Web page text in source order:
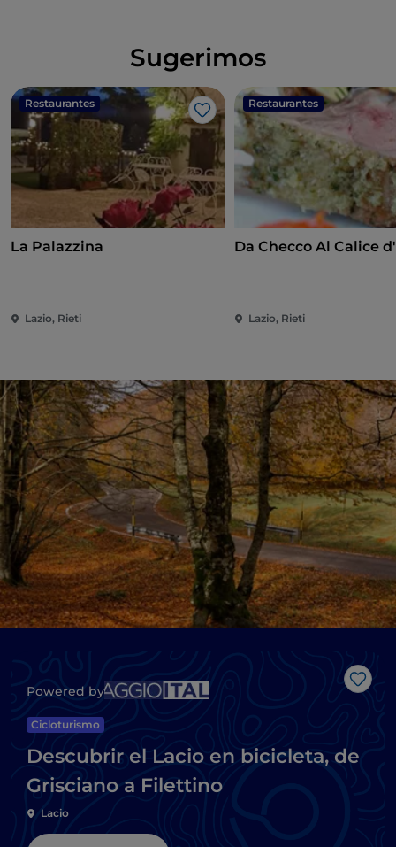
Sugerimos
Restaurantes
Me gusta
La Palazzina
Lazio, Rieti
Restaurantes
Da Checco Al Calice
Lazio, Rieti
Me
Powered by
Cicloturismo
Descubrir el Lacio en bicicleta, de
Grisciano a Filettino
Lacio